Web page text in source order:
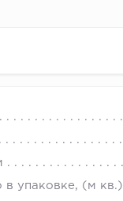
в упаковке, (м кв.)